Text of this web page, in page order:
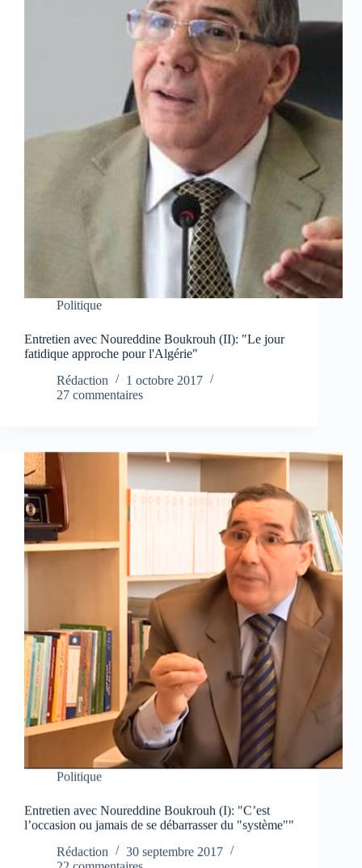
Politique
Entretien avec Noureddine Boukrouh (II): "Le jour
fatidique approche pour l'Algérie"
Rédaction
1 octobre 2017
27 commentaires
Politique
Entretien avec Noureddine Boukrouh (I): "C’est
l’occasion ou jamais de se débarrasser du "système""
Rédaction
30 septembre 2017